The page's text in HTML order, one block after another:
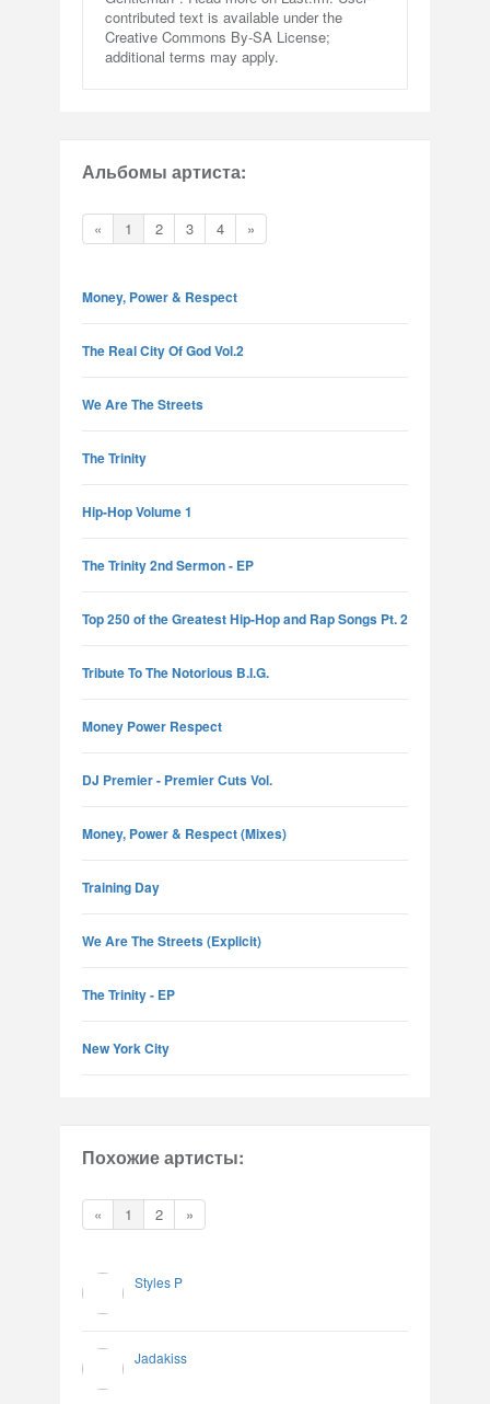
contributed text is available under the
Creative Commons By-SA License;
additional terms may apply.
Альбомы артиста:
« 1 2 3 4 »
Money, Power & Respect
The Real City Of God Vol.2
We Are The Streets
The Trinity
Hip-Hop Volume 1
The Trinity 2nd Sermon - EP
Top 250 of the Greatest Hip-Hop and Rap Songs Pt. 2
Tribute To The Notorious B.I.G.
Money Power Respect
DJ Premier - Premier Cuts Vol.
Money, Power & Respect (Mixes)
Training Day
We Are The Streets (Explicit)
The Trinity - EP
New York City
Похожие артисты:
« 1 2 »
Styles P
Jadakiss